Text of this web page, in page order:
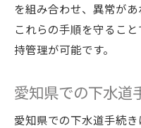
を組み合わせ、異常があ
これらの手順を守るこ
持管理が可能です。
愛知県での下水道
愛知県での下水道手続